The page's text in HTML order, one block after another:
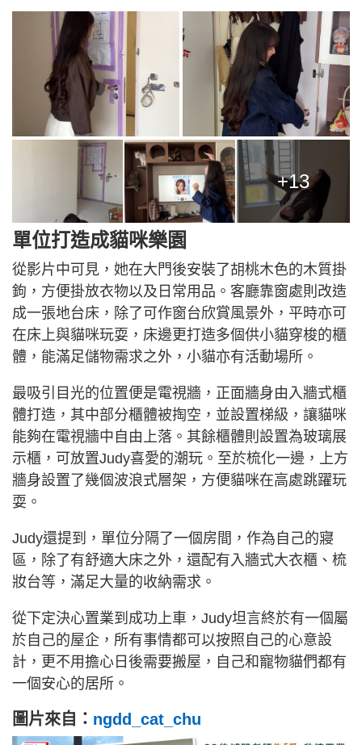
+13
單位打造成貓咪樂園
從影片中可見，她在大門後安裝了胡桃木色的木質掛
鉤，方便掛放衣物以及日常用品。客廳靠窗處則改造
成一張地台床，除了可作窗台欣賞風景外，平時亦可
在床上與貓咪玩耍，床邊更打造多個供小貓穿梭的櫃
體，能滿足儲物需求之外，小貓亦有活動場所。
最吸引目光的位置便是電視牆，正面牆身由入牆式櫃
體打造，其中部分櫃體被掏空，並設置梯級，讓貓咪
能夠在電視牆中自由上落。其餘櫃體則設置為玻璃展
示櫃，可放置Judy喜愛的潮玩。至於梳化一邊，上方
牆身設置了幾個波浪式層架，方便貓咪在高處跳躍玩
耍。
Judy還提到，單位分隔了一個房間，作為自己的寢
區，除了有舒適大床之外，還配有入牆式大衣櫃、梳
妝台等，滿足大量的收納需求。
從下定決心置業到成功上車，Judy坦言終於有一個屬
於自己的屋企，所有事情都可以按照自己的心意設
計，更不用擔心日後需要搬屋，自己和寵物貓們都有
一個安心的居所。
圖片來自： ngdd_cat_chu